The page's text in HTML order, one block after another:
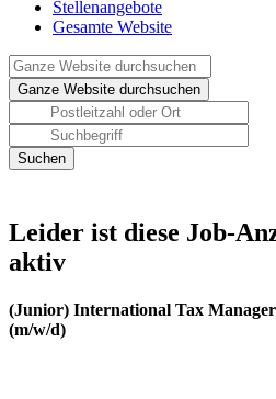
Stellenangebote
Gesamte Website
Leider ist diese Job-
aktiv
(Junior) International Tax
(m/w/d)